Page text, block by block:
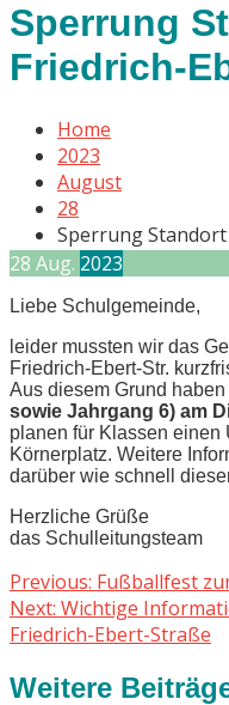
Sperrung
Friedrich-
Home
2023
August
28
Sperrung
28 Aug. 2023
Liebe Schulgemeinde,
leider mussten wir das
Friedrich-Ebert-Str.
Aus diesem Grund
sowie Jahrgang 6) am
planen für Klassen einen
Körnerplatz. Weitere
darüber wie schnell
Herzliche Grüße
das Schulleitungsteam
Previous: Previous
post:
Fußballfest
Next: Next
post:
Wichtige
Friedrich-Ebert-Straße
Weitere